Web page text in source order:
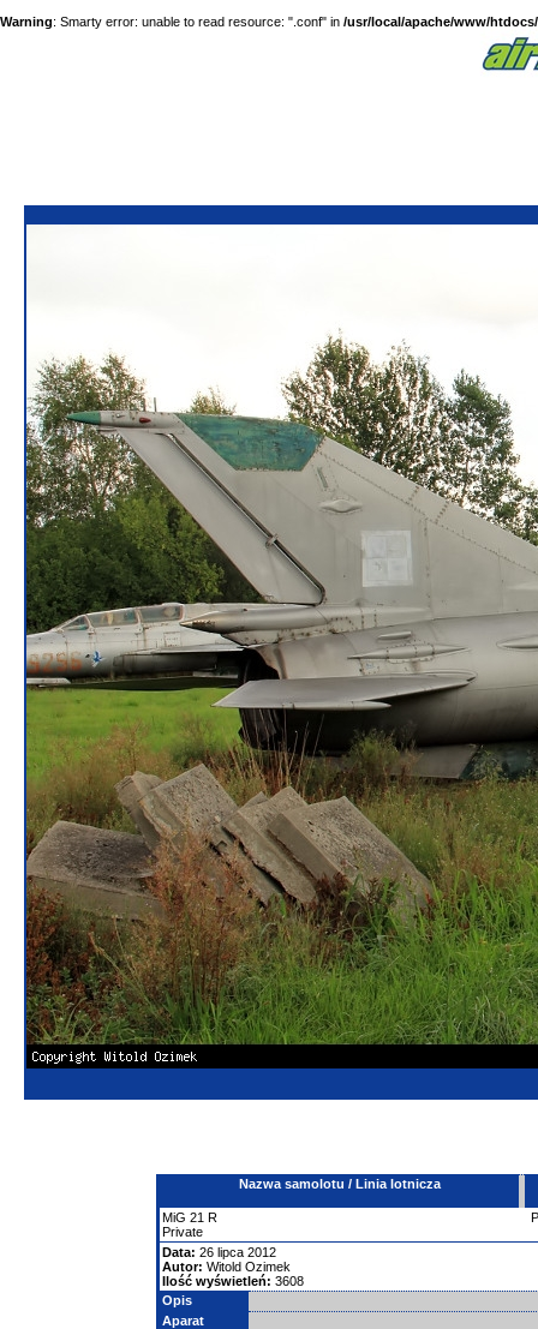
Warning: Smarty error: unable to read resource: ".conf" in /usr/local/apache/www/
Nazwa samolotu / Linia lotnicza
MiG 21 R
Private
Data: 26 lipca 2012
Autor: Witold Ozimek
Ilość wyświetleń: 3608
Opis
Aparat